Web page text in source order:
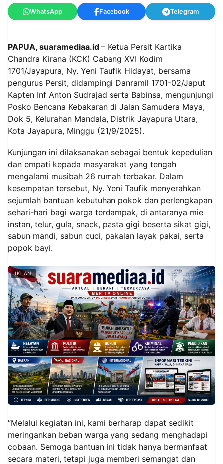
WhatsApp Facebook Telegram
PAPUA, suaramediaa.id – Ketua Persit Kartika
Chandra Kirana (KCK) Cabang XVI Kodim
1701/Jayapura, Ny. Yeni Taufik Hidayat, bersama
pengurus Persit, didampingi Danramil 1701-02/Japut
Kapten Inf Anton Sudrajad serta Babinsa, mengunjungi
Posko Bencana Kebakaran di Jalan Samudera Maya,
Dok 5, Kelurahan Mandala, Distrik Jayapura Utara,
Kota Jayapura, Minggu (21/9/2025).
Kunjungan ini dilaksanakan sebagai bentuk kepedulian
dan empati kepada masyarakat yang tengah
mengalami musibah 26 rumah terbakar. Dalam
kesempatan tersebut, Ny. Yeni Taufik menyerahkan
sejumlah bantuan kebutuhan pokok dan perlengkapan
sehari-hari bagi warga terdampak, di antaranya mie
instan, telur, gula, snack, pasta gigi beserta sikat gigi,
sabun mandi, sabun cuci, pakaian layak pakai, serta
popok bayi.
IKLAN
“Melalui kegiatan ini, kami berharap dapat sedikit
meringankan beban warga yang sedang menghadapi
cobaan. Semoga bantuan ini tidak hanya bermanfaat
secara materi, tetapi juga memberi semangat dan